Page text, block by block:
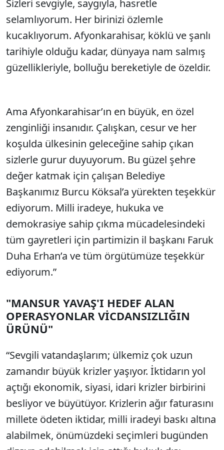
Sizleri sevgiyle, saygıyla, hasretle
selamlıyorum. Her birinizi özlemle
kucaklıyorum. Afyonkarahisar, köklü ve şanlı
tarihiyle olduğu kadar, dünyaya nam salmış
güzellikleriyle, bolluğu bereketiyle de özeldir.
Ama Afyonkarahisar’ın en büyük, en özel
zenginliği insanıdır. Çalışkan, cesur ve her
koşulda ülkesinin geleceğine sahip çıkan
sizlerle gurur duyuyorum. Bu güzel şehre
değer katmak için çalışan Belediye
Başkanımız Burcu Köksal’a yürekten teşekkür
ediyorum. Milli iradeye, hukuka ve
demokrasiye sahip çıkma mücadelesindeki
tüm gayretleri için partimizin il başkanı Faruk
Duha Erhan’a ve tüm örgütümüze teşekkür
ediyorum.”
"MANSUR YAVAŞ'I HEDEF ALAN
OPERASYONLAR VİCDANSIZLIĞIN
ÜRÜNÜ"
“Sevgili vatandaşlarım; ülkemiz çok uzun
zamandır büyük krizler yaşıyor. İktidarın yol
açtığı ekonomik, siyasi, idari krizler birbirini
besliyor ve büyütüyor. Krizlerin ağır faturasını
millete ödeten iktidar, milli iradeyi baskı altına
alabilmek, önümüzdeki seçimleri bugünden